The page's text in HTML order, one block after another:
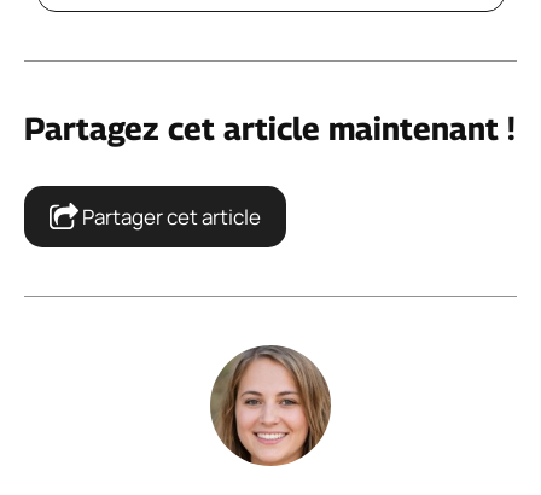
Partagez cet article maintenant !
Partager cet article